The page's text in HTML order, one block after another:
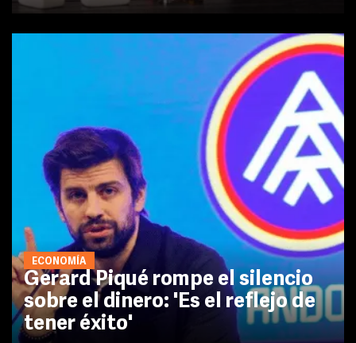
ECONOMÍA
Gerard Piqué rompe el silencio
sobre el dinero: 'Es el reflejo de
tener éxito'